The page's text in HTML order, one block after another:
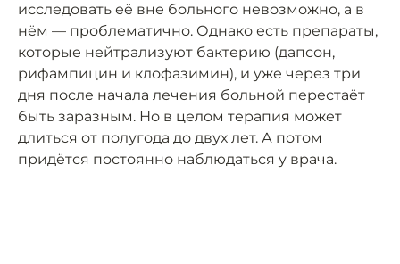
исследовать её вне больного невозможно, а в
нём — проблематично. Однако есть препараты,
которые нейтрализуют бактерию (дапсон,
рифампицин и клофазимин), и уже через три
дня после начала лечения больной перестаёт
быть заразным. Но в целом терапия может
длиться от полугода до двух лет. А потом
придётся постоянно наблюдаться у врача.